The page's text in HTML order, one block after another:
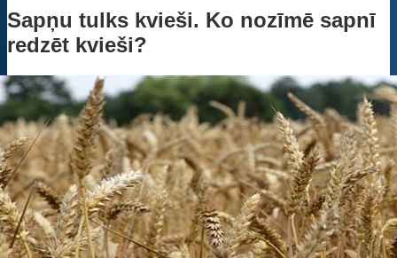
Sapņu tulks kvieši. Ko nozīmē sapnī
redzēt kvieši?